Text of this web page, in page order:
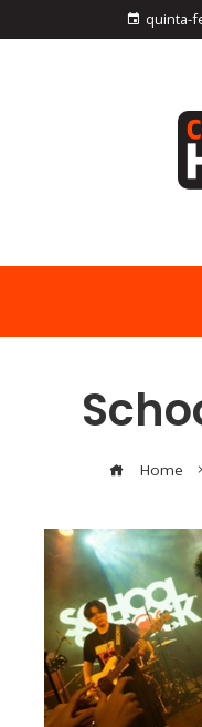
quinta-
Home